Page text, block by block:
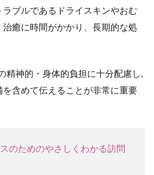
ブルであるドライスキンやおむ
癒に時間がかかり、長期的な処
精神的・身体的負担に十分配慮し,
含めて伝えることが非常に重要
のためのやさしくわかる訪問